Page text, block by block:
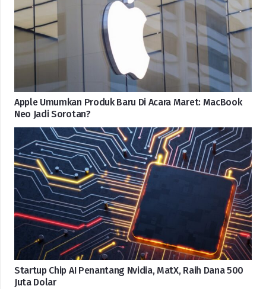
Apple Umumkan Produk Baru Di Acara Maret: MacBook
Neo Jadi Sorotan?
Startup Chip AI Penantang Nvidia, MatX, Raih Dana 500
Juta Dolar